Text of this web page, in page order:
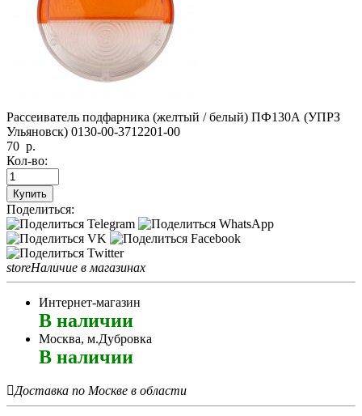
Рассеиватель подфарника (желтый / белый) ПФ130А (УПРЗ
Ульяновск) 0130-00-3712201-00
70 р.
Кол-во:
Купить
Поделиться:
storeНаличие в магазинах
Интернет-магазин
В наличии
Москва, м.Дубровка
В наличии
Доставка по Москве в области